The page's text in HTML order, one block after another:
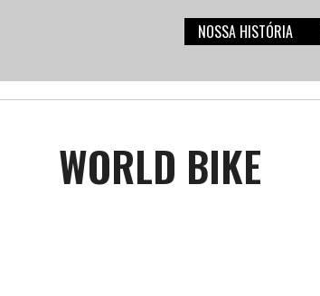
NOSSA HISTÓRIA
WORLD BIKE